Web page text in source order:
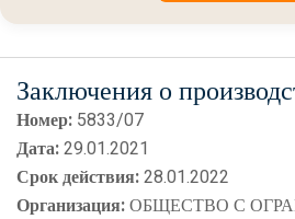
Заключения о
Номер: 5833/07
Дата:29.01.2021
Срок действия:28.01.2022
Организация:ОБЩЕСТВО С